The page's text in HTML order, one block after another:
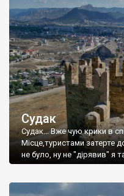
Судак
Судак... Вже чую крики в
Місце,туристами затерте
не було, ну не "дірявив" я